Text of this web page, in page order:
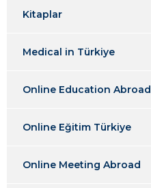
Kitaplar
Medical in Türkiye
Online Education Abroad
Online Eğitim Türkiye
Online Meeting Abroad